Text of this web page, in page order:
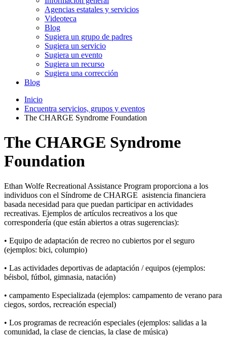
Agencias estatales y servicios
Videoteca
Blog
Sugiera un grupo de padres
Sugiera un servicio
Sugiera un evento
Sugiera un recurso
Sugiera una corrección
Blog
Inicio
Encuentra servicios, grupos y eventos
The CHARGE Syndrome Foundation
The CHARGE Syndrome
Foundation
Ethan Wolfe Recreational Assistance Program proporciona a los
individuos con el Síndrome de CHARGE asistencia financiera
basada necesidad para que puedan participar en actividades
recreativas. Ejemplos de artículos recreativos a los que
correspondería (que están abiertos a otras sugerencias):
• Equipo de adaptación de recreo no cubiertos por el seguro
(ejemplos: bici, columpio)
• Las actividades deportivas de adaptación / equipos (ejemplos:
béisbol, fútbol, gimnasia, natación)
• campamento Especializada (ejemplos: campamento de verano para
ciegos, sordos, recreación especial)
• Los programas de recreación especiales (ejemplos: salidas a la
comunidad, la clase de ciencias, la clase de música)